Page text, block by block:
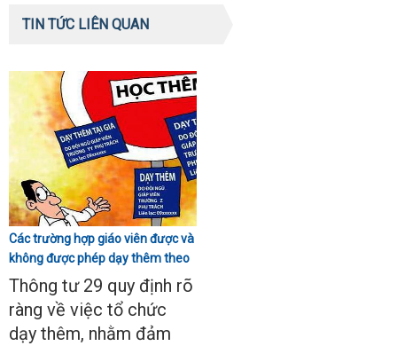
TIN TỨC LIÊN QUAN
Các trường hợp giáo viên được và
không được phép dạy thêm theo
Thông tư 29
Thông tư 29 quy định rõ
ràng về việc tổ chức
dạy thêm, nhằm đảm